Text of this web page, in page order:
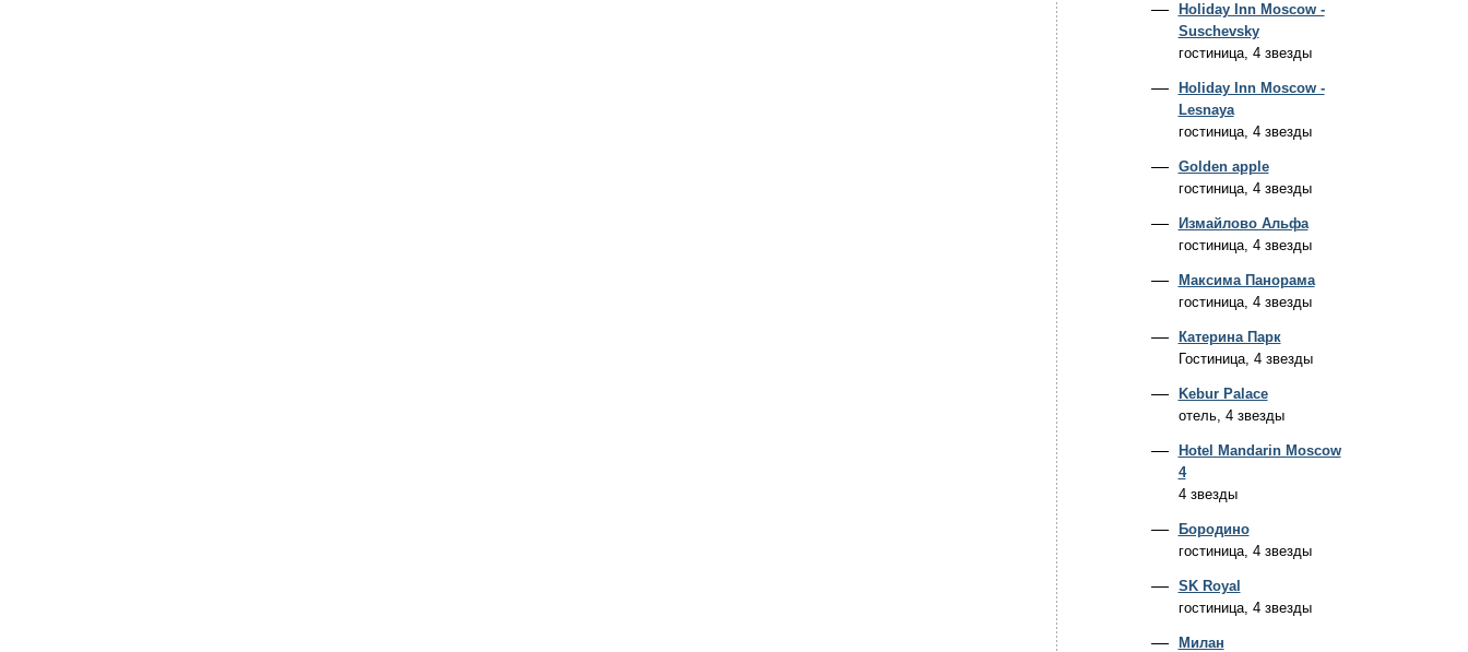
Holiday Inn Moscow -
Suschevsky
гостиница, 4 звезды
Holiday Inn Moscow -
Lesnaya
гостиница, 4 звезды
Golden apple
гостиница, 4 звезды
Измайлово Альфа
гостиница, 4 звезды
Максима Панорама
гостиница, 4 звезды
Катерина Парк
Гостиница, 4 звезды
Kebur Palace
отель, 4 звезды
Hotel Mandarin Moscow
4
4 звезды
Бородино
гостиница, 4 звезды
SK Royal
гостиница, 4 звезды
Милан